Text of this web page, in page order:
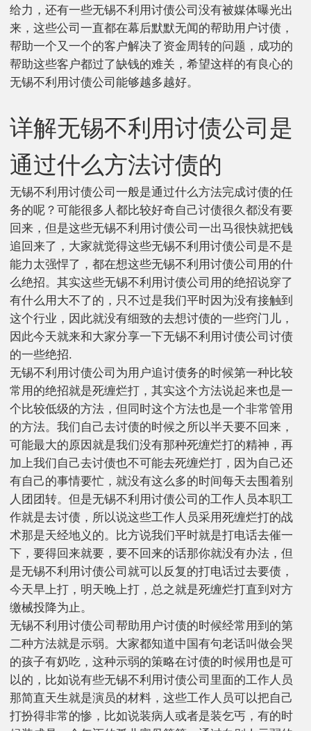
给力，还有一些无锡不利用讨债公司没有被媒体曝光出
来，这些公司一直都在幕后默默无闻的帮助用户讨债，
帮助一个又一个的客户解决了资金周转的问题，成功的
帮助这些客户都过了缺钱的难关，希望这样的有良心的
无锡不利用讨债公司能够越多越好。
详解无锡不利用讨债公司是
通过什么方法讨债的
无锡不利用讨债公司一般是通过什么方法完成讨债的任
务的呢？可能很多人都比较好奇自己讨债很久都没有要
回来，但是这些无锡不利用讨债公司一出马很快就把钱
追回来了，大家就觉得这些无锡不利用讨债公司是不是
能力太强悍了，都在想这些无锡不利用讨债公司用的什
么绝招。其实这些无锡不利用讨债公司用的绝招说穿了
有什么用大不了的，只不过是我们平时因为没有接触到
这个行业，因此就没有细致的去想讨债的一些窍门儿，
因此今天就来和大家分享一下无锡不利用讨债公司讨债
的一些绝招.
无锡不利用讨债公司为用户追讨债务的时候第一种比较
常用的绝招就是死缠烂打，其实这个方法说起来也是一
个比较低级的方法，但同时这个方法也是一个非常管用
的方法。我们自己去讨债的时候之所以半天要不回来，
可能最大的原因就是我们没有那种死缠烂打的精神，再
加上我们自己去讨债也不可能去死缠烂打，因为自己还
有自己的事情要忙，就没有这么多的时间每天去围着别
人团团转。但是无锡不利用讨债公司的工作人员本职工
作就是去讨债，所以说这些工作人员采用死缠烂打的战
术那是天经地义的。比方说我们平时就是打电话去催一
下，要得回来就要，要不回来的话那你就没有办法，但
是无锡不利用讨债公司就可以反复的打电话过去要债，
今天早上打，明天晚上打，总之就是死缠烂打直到对方
缴械投降为止。
无锡不利用讨债公司帮助用户讨债的时候经常用到的第
二种方法就是示弱。大家都知道中国有句老话叫做会哭
的孩子有奶吃，这种示弱的策略在讨债的时候用也是可
以的，比如说有些无锡不利用讨债公司里面的工作人员
那简直天生就是演员的材料，这些工作人员可以把自己
打扮得非常的惨，比如说装病人或者是装乞丐，有的时